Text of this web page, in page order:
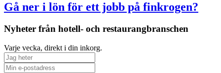
Gå ner i lön för ett jobb på finkrogen?
Nyheter från hotell- och restaurangbranschen
Varje vecka, direkt i din inkorg.